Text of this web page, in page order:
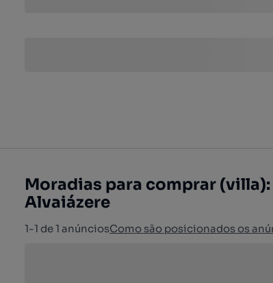
Moradias para comprar (villa):
Alvaiázere
1-1 de 1 anúnciosComo são posicionados os